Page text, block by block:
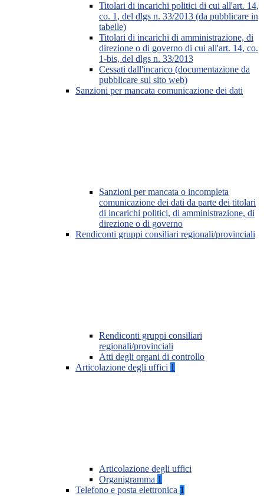
Titolari di incarichi politici di cui all'art. 14,
co. 1, del dlgs n. 33/2013 (da pubblicare in
tabelle)
Titolari di incarichi di amministrazione, di
direzione o di governo di cui all'art. 14, co.
1-bis, del dlgs n. 33/2013
Cessati dall'incarico (documentazione da
pubblicare sul sito web)
Sanzioni per mancata comunicazione dei dati
Sanzioni per mancata o incompleta
comunicazione dei dati da parte dei titolari
di incarichi politici, di amministrazione, di
direzione o di governo
Rendiconti gruppi consiliari regionali/provinciali
Rendiconti gruppi consiliari
regionali/provinciali
Atti degli organi di controllo
Articolazione degli uffici 1
Articolazione degli uffici
Organigramma 1
Telefono e posta elettronica 1